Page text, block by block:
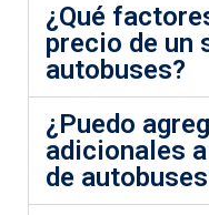
¿Qué
precio de un
autobuses?
¿Puedo
adicionales
de